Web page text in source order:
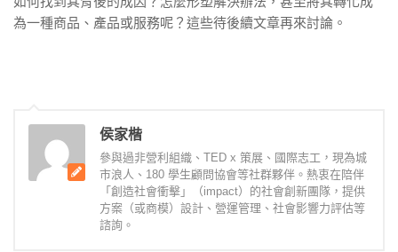
為一種商品、產品或服務呢？這些待後續文章再來討論。
侯家楷
參與過非營利組織、TED x 策展、國際志工，現為城
市浪人、180 學生顧問協會等社群夥伴。熱衷在陪伴
「創造社會衝擊」（impact）的社會創新團隊，提供
方案（或商模）設計、營運管理、社會影響力評估等
諮詢。